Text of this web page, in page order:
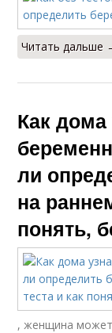
Читать дальше
Как дома
ли
на
понять,
, женщина